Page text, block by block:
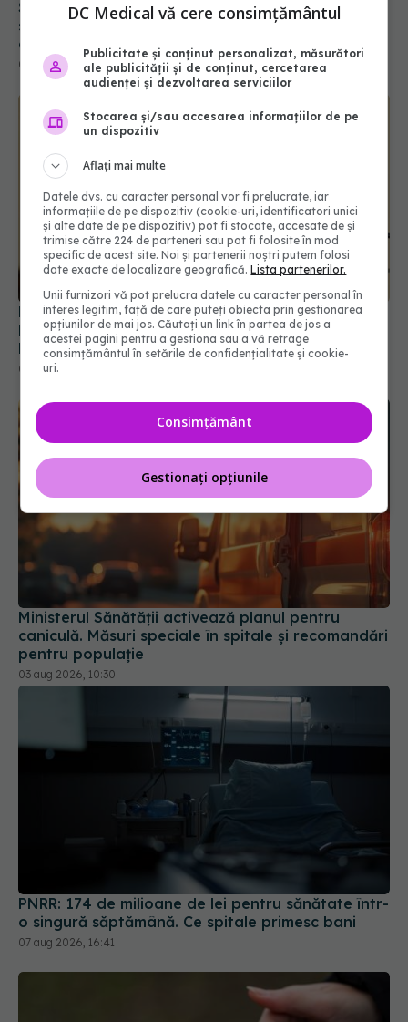
Schimbare majoră la examenul de medic
specialist din 2026. Toți candidații vor avea
aceleași subiecte
07 aug 2026, 11:52
Prof. dr. Valeriu Gheorghiță intră în Board-ul
Editorial al revistei Scientific Reports, din Nature
Portfolio
05 aug 2026, 21:09
Ministerul Sănătății activează planul pentru
caniculă. Măsuri speciale în spitale și recomandări
pentru populație
03 aug 2026, 10:30
PNRR: 174 de milioane de lei pentru sănătate într-
o singură săptămână. Ce spitale primesc bani
07 aug 2026, 16:41
DC Medical vă cere consimțământul
Publicitate și conținut personalizat, măsurători
ale publicității și de conținut, cercetarea
audienței și dezvoltarea serviciilor
Stocarea și/sau accesarea informațiilor de pe
un dispozitiv
Aflați mai multe
Datele dvs. cu caracter personal vor fi prelucrate, iar
informațiile de pe dispozitiv (cookie-uri, identificatori unici
și alte date de pe dispozitiv) pot fi stocate, accesate de și
trimise către 224 de parteneri sau pot fi folosite în mod
specific de acest site. Noi și partenerii noștri putem folosi
date exacte de localizare geografică.Lista partenerilor.
Unii furnizori vă pot prelucra datele cu caracter personal în
interes legitim, față de care puteți obiecta prin gestionarea
opțiunilor de mai jos. Căutați un link în partea de jos a
acestei pagini pentru a gestiona sau a vă retrage
consimțământul în setările de confidențialitate și cookie-
uri.
Consimțământ
Gestionați opțiunile